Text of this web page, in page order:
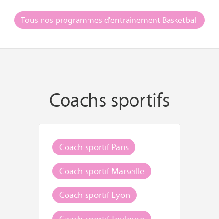
Tous nos programmes d'entrainement Basketball
Coachs sportifs
Coach sportif Paris
Coach sportif Marseille
Coach sportif Lyon